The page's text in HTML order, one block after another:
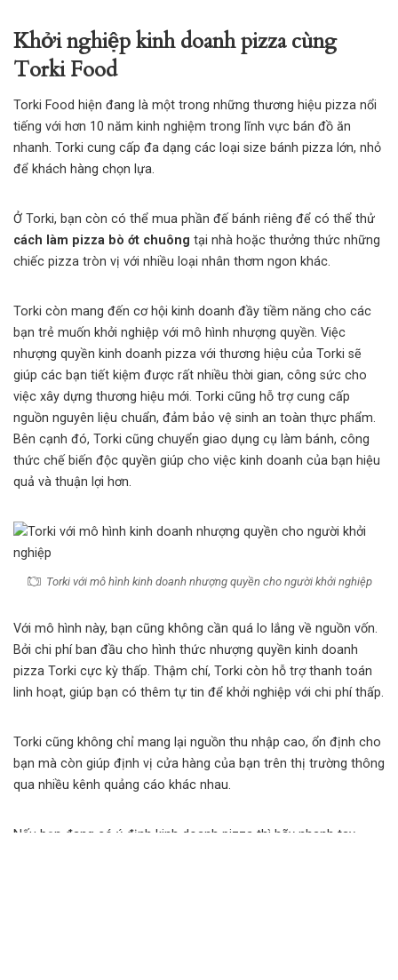
Khởi nghiệp kinh doanh pizza cùng
Torki Food
Torki Food hiện đang là một trong những thương hiệu pizza nổi
tiếng với hơn 10 năm kinh nghiệm trong lĩnh vực bán đồ ăn
nhanh. Torki cung cấp đa dạng các loại size bánh pizza lớn, nhỏ
để khách hàng chọn lựa.
Ở Torki, bạn còn có thể mua phần đế bánh riêng để có thể thử
cách làm pizza bò ớt chuông tại nhà hoặc thưởng thức những
chiếc pizza tròn vị với nhiều loại nhân thơm ngon khác.
Torki còn mang đến cơ hội kinh doanh đầy tiềm năng cho các
bạn trẻ muốn khởi nghiệp với mô hình nhượng quyền. Việc
nhượng quyền kinh doanh pizza với thương hiệu của Torki sẽ
giúp các bạn tiết kiệm được rất nhiều thời gian, công sức cho
việc xây dựng thương hiệu mới. Torki cũng hỗ trợ cung cấp
nguồn nguyên liệu chuẩn, đảm bảo vệ sinh an toàn thực phẩm.
Bên cạnh đó, Torki cũng chuyển giao dụng cụ làm bánh, công
thức chế biến độc quyền giúp cho việc kinh doanh của bạn hiệu
quả và thuận lợi hơn.
Torki với mô hình kinh doanh nhượng quyền cho người khởi nghiệp
Với mô hình này, bạn cũng không cần quá lo lắng về nguồn vốn.
Bởi chi phí ban đầu cho hình thức nhượng quyền kinh doanh
pizza Torki cực kỳ thấp. Thậm chí, Torki còn hỗ trợ thanh toán
linh hoạt, giúp bạn có thêm tự tin để khởi nghiệp với chi phí thấp.
Torki cũng không chỉ mang lại nguồn thu nhập cao, ổn định cho
bạn mà còn giúp định vị cửa hàng của bạn trên thị trường thông
qua nhiều kênh quảng cáo khác nhau.
Nếu bạn đang có ý định kinh doanh pizza thì hãy nhanh tay